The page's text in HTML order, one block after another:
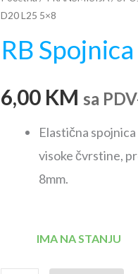
D20 L25 5×8
RB
6,00 KM sa
Elastična
visoke čvrstine,
8mm.
IMA NA STANJU
Spojnica
L25
količina